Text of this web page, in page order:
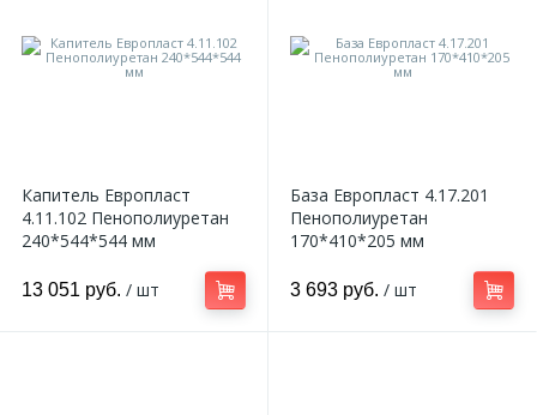
Капитель Европласт
4.11.102 Пенополиуретан
240*544*544 мм
13 051 руб. / шт
База Европласт 4.17.201
Пенополиуретан
170*410*205 мм
3 693 руб. / шт